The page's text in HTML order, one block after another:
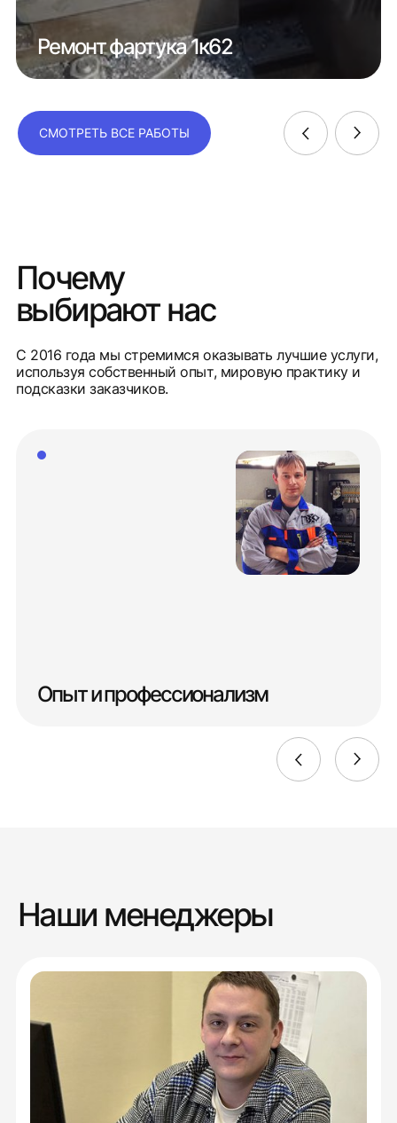
Ремонт фартука 1к62
СМОТРЕТЬ ВСЕ РАБОТЫ
Почему
выбирают нас
С 2016 года мы стремимся оказывать лучшие услуги,
используя собственный опыт, мировую практику и
подсказки заказчиков.
Опыт и профессионализм
Наши менеджеры